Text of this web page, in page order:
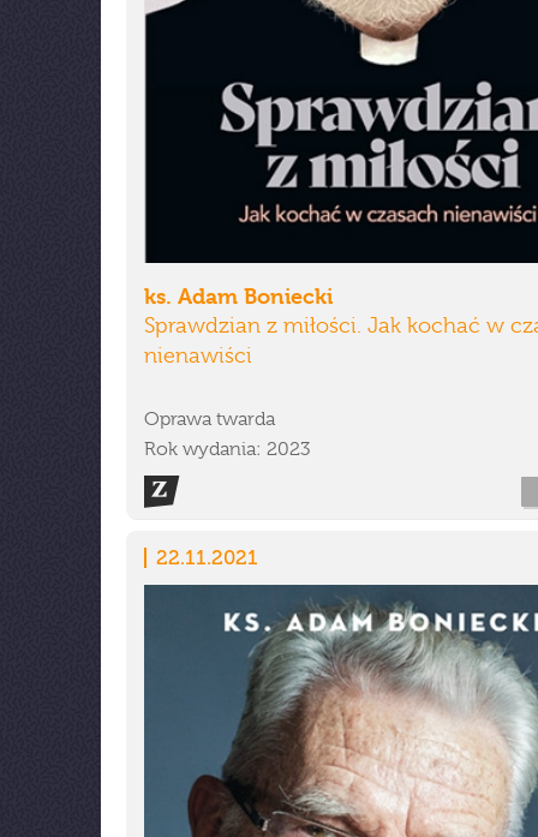
ks. Adam Boniecki
Sprawdzian z miłości. Jak kochać w
nienawiści
Oprawa twarda
Rok wydania: 2023
22.11.2021